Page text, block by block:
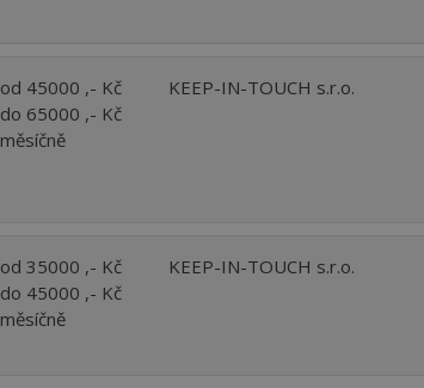
od 45000 ,- Kč
do 65000 ,- Kč
měsíčně
KEEP-IN-TOUCH s.r.o.
od 35000 ,- Kč
do 45000 ,- Kč
měsíčně
KEEP-IN-TOUCH s.r.o.